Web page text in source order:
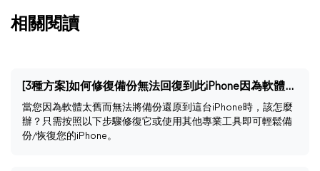
相關閱讀
[3種方案]如何修復備份無法回復到此iPhone因為軟體太舊的問題？
當您因為軟體太舊而無法將備份還原到這台iPhone時，該怎麼
辦？只需按照以下步驟修復它或使用其他專業工具即可輕鬆備
份/恢復您的iPhone。